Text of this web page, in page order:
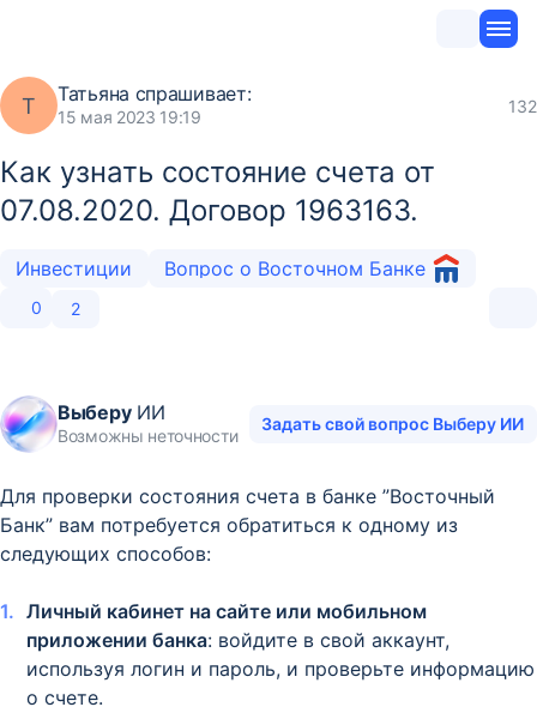
Т Татьяна спрашивает:
15 мая 2023 19:19
132
Как узнать состояние счета от
07.08.2020. Договор 1963163.
Инвестиции Вопрос о Восточном Банке
0 2
ВыберуИИ
Возможны неточности
Задать свой вопрос Выберу ИИ
Для проверки состояния счета в банке ”Восточный
Банк” вам потребуется обратиться к одному из
следующих способов:
Личный кабинет на сайте или мобильном
приложении банка: войдите в свой аккаунт,
используя логин и пароль, и проверьте информацию
о счете.